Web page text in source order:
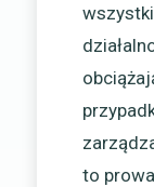
to